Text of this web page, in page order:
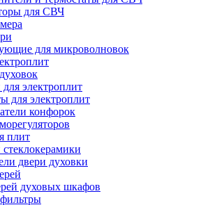
для СВЧ
для микроволновок
электроплит
для электроплит
конфорок
плит
двери духовки
духовых шкафов